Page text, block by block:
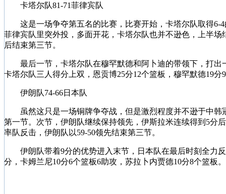
卡塔尔队81-71菲律宾队
这是一场争夺第五名的比赛，比赛开始，卡塔尔队取得6-4
菲律宾队里突外投，多面开花，卡塔尔队也并不逊色，上半
后结束第三节。
最后一节，卡塔尔队在穆罕默德和阿卜迪的带领下，打出
卡塔尔队三人得分上双，恩贡博25分12个篮板，穆罕默德19
伊朗队74-66日本队
虽然这只是一场铜牌争夺战，但是激烈程度并不逊于中韩
第一节。次节，伊朗队继续保持领先，伊斯拉米连续得到5分
率队反击，伊朗队以59-50领先结束第三节。
伊朗队带着9分的优势进入末节，日本队在最后时刻全力反
分，卡姆兰尼10分6个篮板6助攻，苏拉卜内贾德10分8个篮板